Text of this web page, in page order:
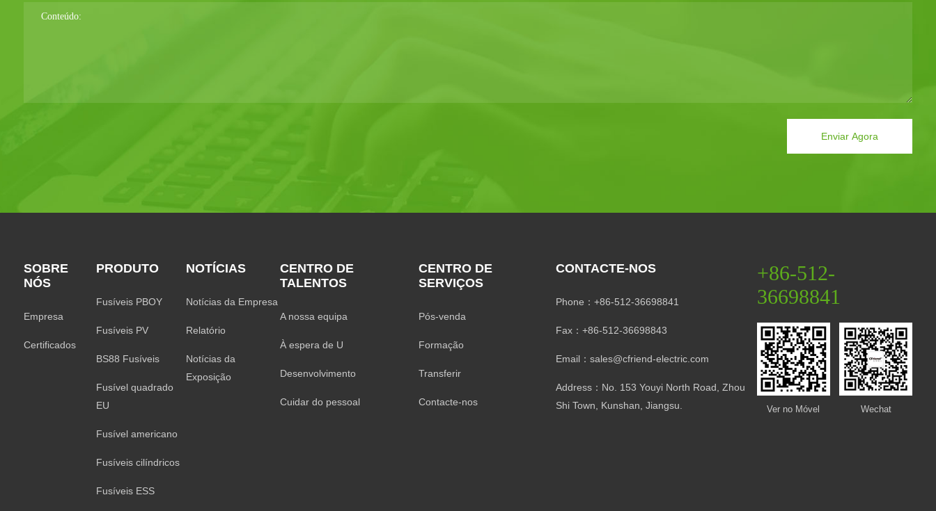
Enviar Agora
SOBRE
NÓS
Empresa
Certificados
PRODUTO
Fusíveis PBOY
Fusíveis PV
BS88 Fusíveis
Fusível quadrado
EU
Fusível americano
Fusíveis cilíndricos
Fusíveis ESS
NOTÍCIAS
Notícias da Empresa
Relatório
Notícias da
Exposição
CENTRO DE
TALENTOS
A nossa equipa
À espera de U
Desenvolvimento
Cuidar do pessoal
CENTRO DE
SERVIÇOS
Pós-venda
Formação
Transferir
Contacte-nos
CONTACTE-NOS
Phone：+86-512-36698841
Fax：+86-512-36698843
Email：sales@cfriend-electric.com
Address：No. 153 Youyi North Road, Zhou
Shi Town, Kunshan, Jiangsu.
+86-512-
36698841
Ver no Móvel Wechat